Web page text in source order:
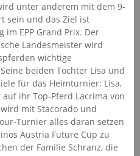
unter anderem mit dem 9-
sein und das Ziel ist
EPP Grand Prix. Der
Landesmeister wird
wichtige
beiden Töchter Lisa und
für das Heimturnier: Lisa,
ihr Top-Pferd Lacrima von
mit Stacorado und
Turnier alles daran setzen
Austria Future Cup zu
der Familie Schranz, die